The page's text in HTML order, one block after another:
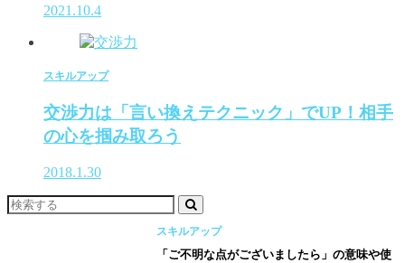
2021.10.4
スキルアップ
交渉力は「言い換えテクニック」でUP！相手
の心を掴み取ろう
2018.1.30
スキルアップ
「ご不明な点がございましたら」の意味や使